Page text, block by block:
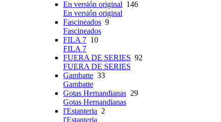
En versión original 146
En versión original
Fascineados 9
Fascineados
FILA 7 10
FILA 7
FUERA DE SERIES 92
FUERA DE SERIES
Gambatte 33
Gambatte
Gotas Hernandianas 29
Gotas Hernandianas
l'Estanteria 2
l'Estanteria